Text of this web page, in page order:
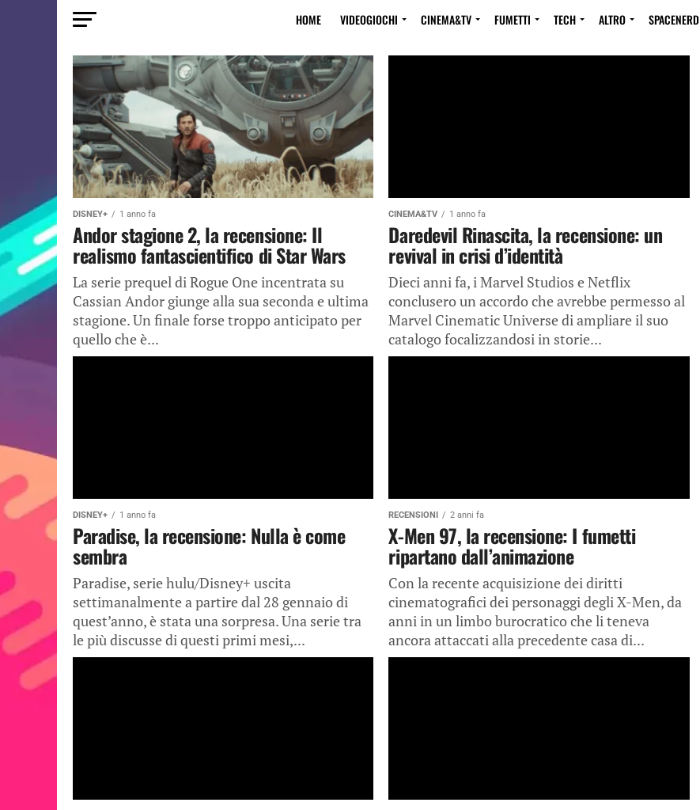
HOME VIDEOGIOCHI CINEMA&TV FUMETTI TECH ALTRO SPACENERD
DISNEY+ 1 anno fa
Andor stagione 2, la recensione: Il
realismo fantascientifico di Star Wars
La serie prequel di Rogue One incentrata su
Cassian Andor giunge alla sua seconda e ultima
stagione. Un finale forse troppo anticipato per
quello che è...
CINEMA&TV 1 anno fa
Daredevil Rinascita, la recensione: un
revival in crisi d’identità
Dieci anni fa, i Marvel Studios e Netflix
conclusero un accordo che avrebbe permesso al
Marvel Cinematic Universe di ampliare il suo
catalogo focalizzandosi in storie...
DISNEY+ 1 anno fa
Paradise, la recensione: Nulla è come
sembra
Paradise, serie hulu/Disney+ uscita
settimanalmente a partire dal 28 gennaio di
quest’anno, è stata una sorpresa. Una serie tra
le più discusse di questi primi mesi,...
RECENSIONI 2 anni fa
X-Men 97, la recensione: I fumetti
ripartano dall’animazione
Con la recente acquisizione dei diritti
cinematografici dei personaggi degli X-Men, da
anni in un limbo burocratico che li teneva
ancora attaccati alla precedente casa di...